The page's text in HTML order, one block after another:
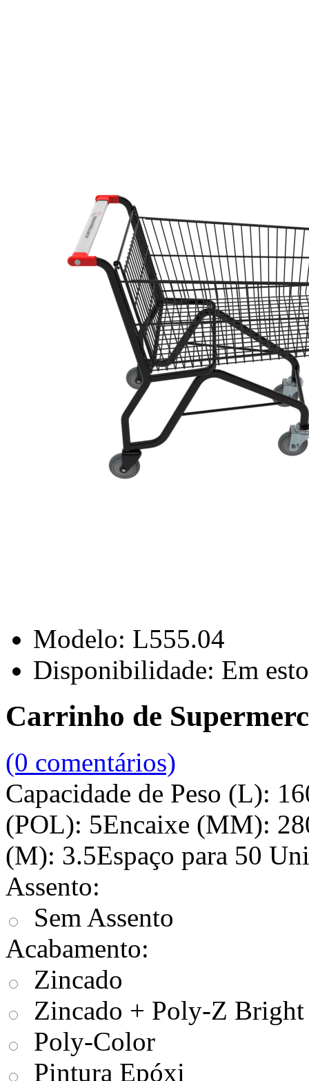
Modelo: L555.04
Disponibilidade: Em
Carrinho de
(0 comentários)
Capacidade de Peso (L):
(POL): 5Encaixe (MM):
(M): 3.5Espaço para 50
Assento:
Sem Assento
Acabamento:
Zincado
Zincado + Poly-Z Bright
Poly-Color
Pintura Epóxi